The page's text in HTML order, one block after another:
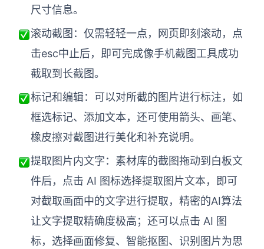
AI生成鱼骨图
AI生成甘特图
AI生成组织结构图
AI生成5Why分析
AI生成平衡计分卡
AI生成胜任力模型
AI生成价值链
数据分析与策略
AI生成用户画像
AI生成Smart分析
智能创作
AI生成PPT
AI生成图片
尺寸信息。
滚动截图： 仅需轻轻一点，网页即刻滚动，点
击esc中止后，即可完成像手机截图工具成功
截取到长截图。
标记和编辑： 可以对所截的图片进行标注，如
框选标记、添加文本，还可使用箭头、画笔、
橡皮擦对截图进行美化和补充说明。
提取图片内文字： 素材库的截图拖动到白板文
件后，点击 AI 图标选择提取图片文本，即可
对截取画面中的文字进行提取，精密的AI算法
让文字提取精确度极高；还可以点击 AI 图
标，选择画面修复、智能抠图、识别图片为思